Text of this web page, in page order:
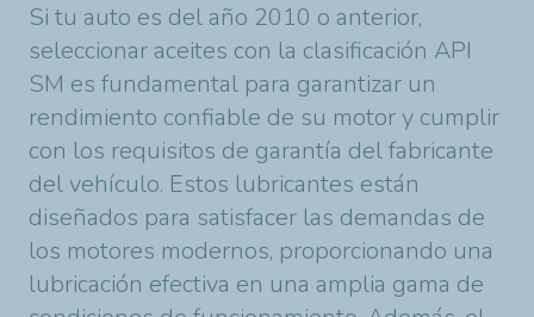
Si tu auto es del año 2010 o anterior,
seleccionar aceites con la clasificación API
SM es fundamental para garantizar un
rendimiento confiable de su motor y cumplir
con los requisitos de garantía del fabricante
del vehículo. Estos lubricantes están
diseñados para satisfacer las demandas de
los motores modernos, proporcionando una
lubricación efectiva en una amplia gama de